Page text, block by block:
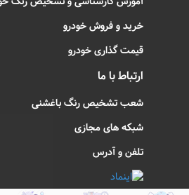
تلفن و آدرس